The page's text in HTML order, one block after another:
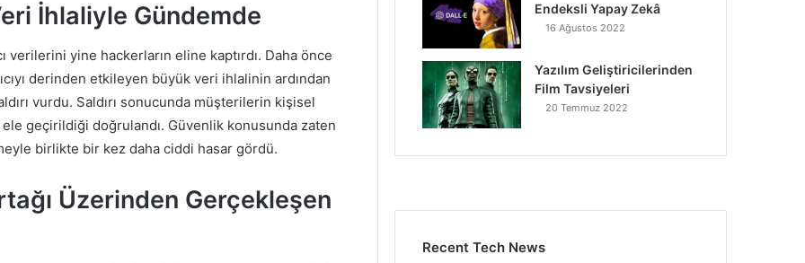
İhlaliyle Gündemde
yine hackerların eline kaptırdı. Daha önce
derinden etkileyen büyük veri ihlalinin ardından
vurdu. Saldırı sonucunda müşterilerin kişisel
geçirildiği doğrulandı. Güvenlik konusunda zaten
birlikte bir kez daha ciddi hasar gördü.
Üzerinden Gerçekleşen
Endeksli Yapay Zekâ
16 Ağustos 2022
Yazılım Geliştiricilerinden
Film Tavsiyeleri
20 Temmuz 2022
Recent Tech News